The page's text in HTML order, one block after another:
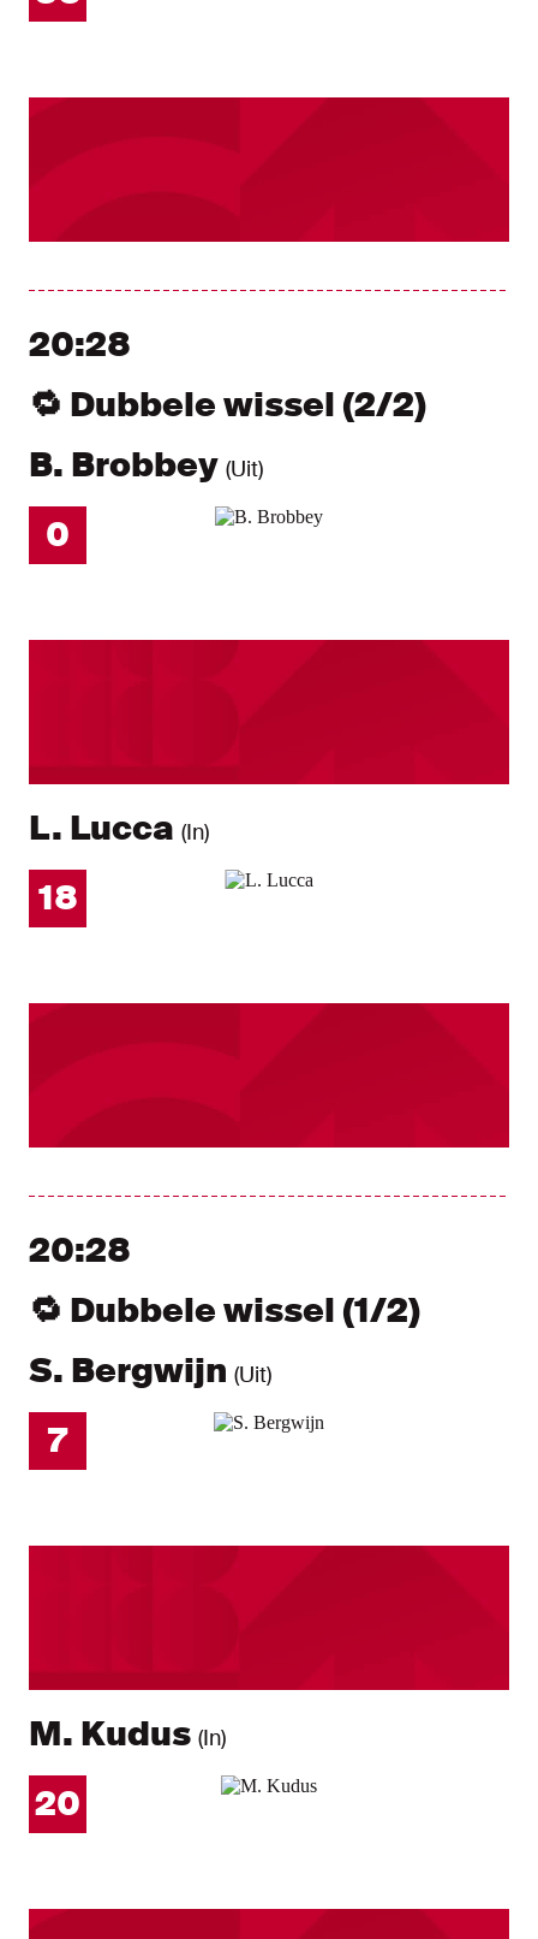
20:28
🔁 Dubbele wissel (2/2)
B. Brobbey (Uit)
0
L. Lucca (In)
18
20:28
🔁 Dubbele wissel (1/2)
S. Bergwijn (Uit)
7
M. Kudus (In)
20